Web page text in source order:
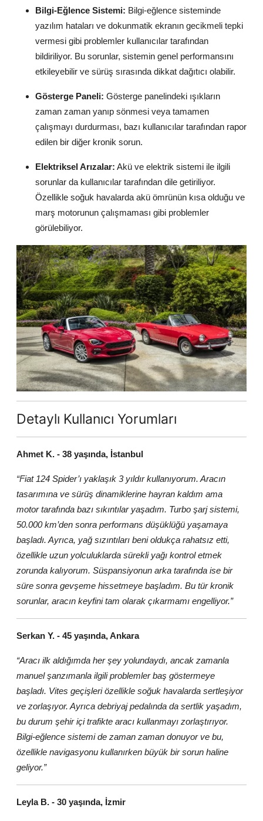
Bilgi-Eğlence Sistemi: Bilgi-eğlence sisteminde
yazılım hataları ve dokunmatik ekranın gecikmeli tepki
vermesi gibi problemler kullanıcılar tarafından
bildiriliyor. Bu sorunlar, sistemin genel performansını
etkileyebilir ve sürüş sırasında dikkat dağıtıcı olabilir.
Gösterge Paneli: Gösterge panelindeki ışıkların
zaman zaman yanıp sönmesi veya tamamen
çalışmayı durdurması, bazı kullanıcılar tarafından rapor
edilen bir diğer kronik sorun.
Elektriksel Arızalar: Akü ve elektrik sistemi ile ilgili
sorunlar da kullanıcılar tarafından dile getiriliyor.
Özellikle soğuk havalarda akü ömrünün kısa olduğu ve
marş motorunun çalışmaması gibi problemler
görülebiliyor.
Detaylı Kullanıcı Yorumları
Ahmet K. - 38 yaşında, İstanbul
“Fiat 124 Spider’ı yaklaşık 3 yıldır kullanıyorum. Aracın
tasarımına ve sürüş dinamiklerine hayran kaldım ama
motor tarafında bazı sıkıntılar yaşadım. Turbo şarj sistemi,
50.000 km’den sonra performans düşüklüğü yaşamaya
başladı. Ayrıca, yağ sızıntıları beni oldukça rahatsız etti,
özellikle uzun yolculuklarda sürekli yağı kontrol etmek
zorunda kalıyorum. Süspansiyonun arka tarafında ise bir
süre sonra gevşeme hissetmeye başladım. Bu tür kronik
sorunlar, aracın keyfini tam olarak çıkarmamı engelliyor.”
Serkan Y. - 45 yaşında, Ankara
“Aracı ilk aldığımda her şey yolundaydı, ancak zamanla
manuel şanzımanla ilgili problemler baş göstermeye
başladı. Vites geçişleri özellikle soğuk havalarda sertleşiyor
ve zorlaşıyor. Ayrıca debriyaj pedalında da sertlik yaşadım,
bu durum şehir içi trafikte aracı kullanmayı zorlaştırıyor.
Bilgi-eğlence sistemi de zaman zaman donuyor ve bu,
özellikle navigasyonu kullanırken büyük bir sorun haline
geliyor.”
Leyla B. - 30 yaşında, İzmir